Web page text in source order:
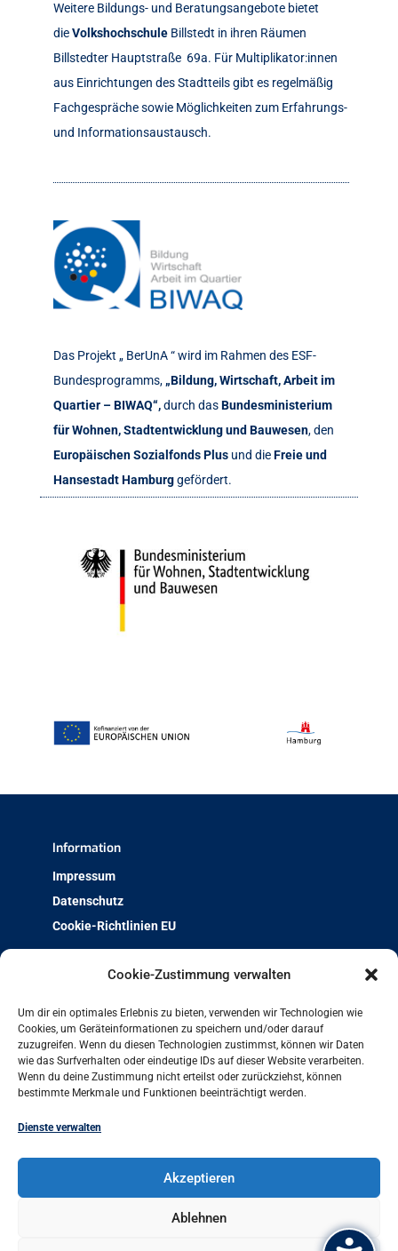
Cookie-Zustimmung verwalten
Um dir ein optimales Erlebnis zu bieten, verwenden wir Technologien wie
Cookies, um Geräteinformationen zu speichern und/oder darauf
zuzugreifen. Wenn du diesen Technologien zustimmst, können wir Daten
wie das Surfverhalten oder eindeutige IDs auf dieser Website verarbeiten.
Wenn du deine Zustimmung nicht erteilst oder zurückziehst, können
bestimmte Merkmale und Funktionen beeinträchtigt werden.
Dienste verwalten
Akzeptieren
Ablehnen
Weitere Bildungs- und Beratungsangebote bietet
die Volkshochschule Billstedt in ihren Räumen
Billstedter Hauptstraße 69a. Für Multiplikator:innen
aus Einrichtungen des Stadtteils gibt es regelmäßig
Fachgespräche sowie Möglichkeiten zum Erfahrungs-
und Informationsaustausch.
Das Projekt „ BerUnA “ wird im Rahmen des ESF-
Bundesprogramms, „Bildung, Wirtschaft, Arbeit im
Quartier – BIWAQ“,durch dasBundesministerium
für Wohnen, Stadtentwicklung und Bauwesen, den
Europäischen Sozialfonds Plusund dieFreie und
Hansestadt Hamburggefördert.
Information
Impressum
Datenschutz
Cookie-Richtlinien EU
Jobs und Ausbildung
Weiterbildung mit Qualität
Charta der Vielfalt
Projekt-Archiv
Arbeit und Leben bundesweit